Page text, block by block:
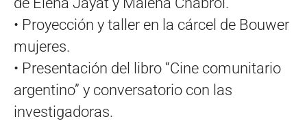
• Proyección y taller en la cárcel de Bouwer
mujeres.
• Presentación del libro “Cine comunitario
argentino” y conversatorio con las
investigadoras.